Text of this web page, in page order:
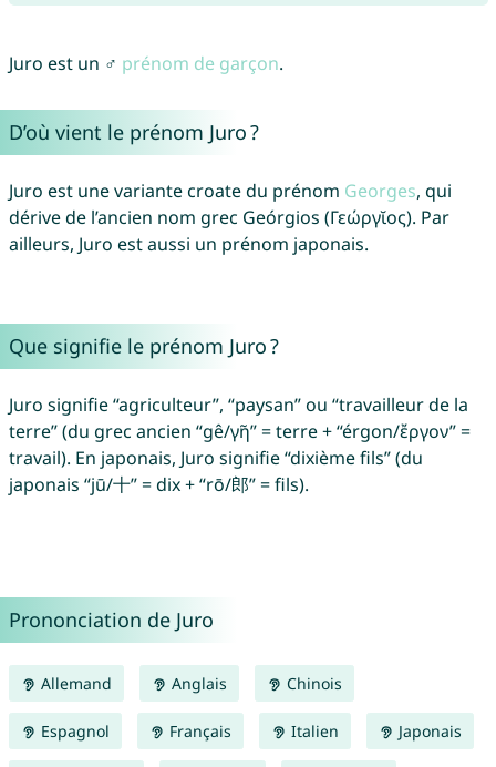
Juro est un ♂ prénom de garçon.
D’où vient le prénom Juro ?
Juro est une variante croate du prénom Georges, qui
dérive de l’ancien nom grec Geórgios (Γεώργῐος). Par
ailleurs, Juro est aussi un prénom japonais.
Que signifie le prénom Juro ?
Juro signifie “agriculteur”, “paysan” ou “travailleur de la
terre” (du grec ancien “gê/γῆ” = terre + “érgon/ἔργον” =
travail). En japonais, Juro signifie “dixième fils” (du
japonais “jū/十” = dix + “rō/郎” = fils).
Prononciation de Juro
Allemand Anglais Chinois
Espagnol Français Italien Japonais